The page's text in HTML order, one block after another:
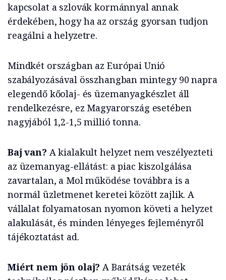
kapcsolat a szlovák kormánnyal annak
érdekében, hogy ha az ország gyorsan tudjon
reagálni a helyzetre.
Mindkét országban az Európai Unió
szabályozásával összhangban mintegy 90 napra
elegendő kőolaj- és üzemanyagkészlet áll
rendelkezésre, ez Magyarország esetében
nagyjából 1,2-1,5 millió tonna.
Baj van? A kialakult helyzet nem veszélyezteti
az üzemanyag-ellátást: a piac kiszolgálása
zavartalan, a Mol működése továbbra is a
normál üzletmenet keretei között zajlik. A
vállalat folyamatosan nyomon követi a helyzet
alakulását, és minden lényeges fejleményről
tájékoztatást ad.
Miért nem jön olaj?A Barátság vezeték